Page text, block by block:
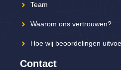
Team
Waarom ons vertrouwen?
Hoe wij beoordelingen
Contact